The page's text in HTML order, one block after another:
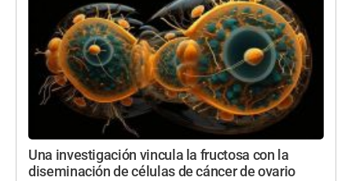
Una investigación vincula la fructosa con la
diseminación de células de cáncer de ovario